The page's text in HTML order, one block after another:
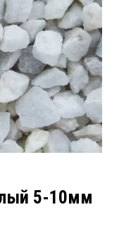
5-10мм